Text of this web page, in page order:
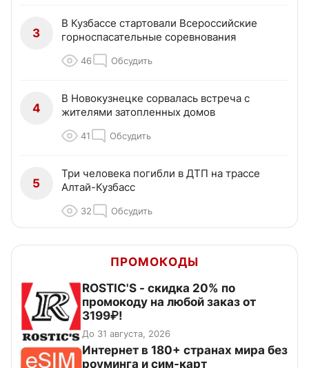
3
В Кузбассе стартовали Всероссийские
горноспасательные соревнования
46 Обсудить
4
В Новокузнецке сорвалась встреча с
жителями затопленных домов
41 Обсудить
5
Три человека погибли в ДТП на трассе
Алтай-Кузбасс
32 Обсудить
ПРОМОКОДЫ
ROSTIC'S - скидка 20% по
промокоду на любой заказ от
3199₽!
До 31 августа, 2026
Интернет в 180+ странах мира без
роуминга и сим-карт